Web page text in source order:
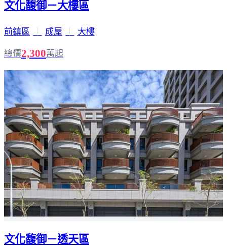
文化馥御－大樓區
前鎮區 成屋 大樓
總價2,300萬起
文化馥御－透天區